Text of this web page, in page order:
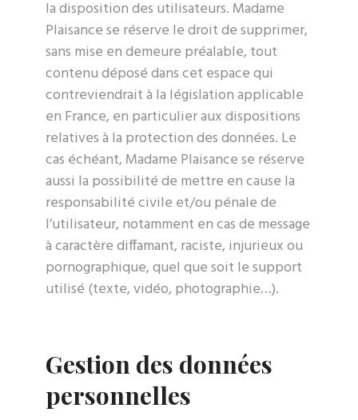
la disposition des utilisateurs. Madame
Plaisance se réserve le droit de supprimer,
sans mise en demeure préalable, tout
contenu déposé dans cet espace qui
contreviendrait à la législation applicable
en France, en particulier aux dispositions
relatives à la protection des données. Le
cas échéant, Madame Plaisance se réserve
aussi la possibilité de mettre en cause la
responsabilité civile et/ou pénale de
l’utilisateur, notamment en cas de message
à caractère diffamant, raciste, injurieux ou
pornographique, quel que soit le support
utilisé (texte, vidéo, photographie…).
Gestion des données
personnelles